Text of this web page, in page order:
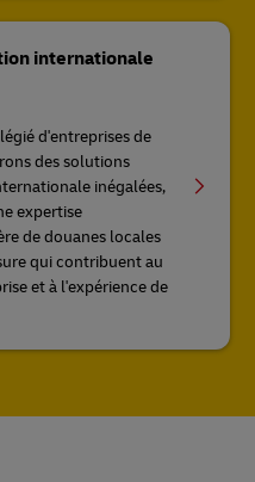
internationale
d'entreprises de
des solutions
inégalées,
expertise
de douanes locales
qui contribuent au
et à l'expérience de